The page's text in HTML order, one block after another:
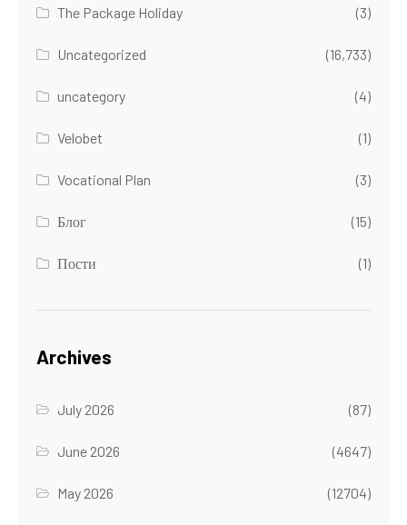
The Package Holiday (3)
Uncategorized (16,733)
uncategory (4)
Velobet (1)
Vocational Plan (3)
Блог (15)
Пости (1)
Archives
July 2026 (87)
June 2026 (4647)
May 2026 (12704)